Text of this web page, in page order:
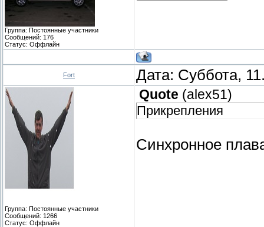
Группа: Постоянные участники
Сообщений: 176
Статус: Оффлайн
Fort Дата: Суббота,
Группа: Постоянные участники
Сообщений: 1266
Статус: Оффлайн
Quote (alex51)
Прикрепления
Синхронное